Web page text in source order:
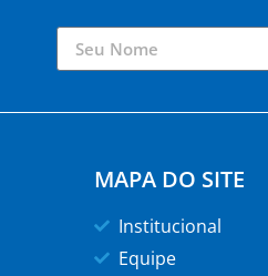
MAPA DO SITE
Institucional
Equipe